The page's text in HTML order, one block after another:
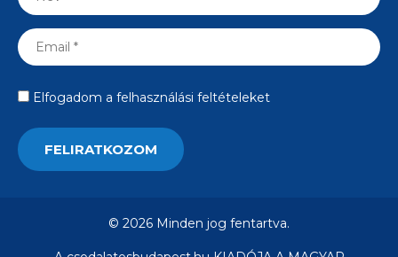
Elfogadom a felhasználási feltételeket
© 2026 Minden jog fentartva.